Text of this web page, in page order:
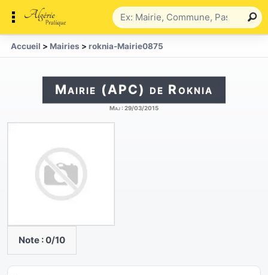
Accueil > Mairies > roknia-Mairie0875
Mairie (APC) de Roknia
Maj : 29/03/2015
Note :0/10